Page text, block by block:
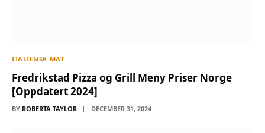
ITALIENSK MAT
Fredrikstad Pizza og Grill Meny Priser Norge
[Oppdatert 2024]
BY ROBERTA TAYLOR DECEMBER 31, 2024